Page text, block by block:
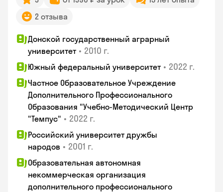
2 отзыва
Донской государственный аграрный
университет • 2010 г.
Южный федеральный университет • 2022 г.
Частное Образовательное Учреждение
Дополнительного Профессионального
Образования "Учебно-Методический Центр
"Темпус" • 2022 г.
Российский университет дружбы
народов • 2001 г.
Образовательная автономная
некоммерческая организация
дополнительного профессионального